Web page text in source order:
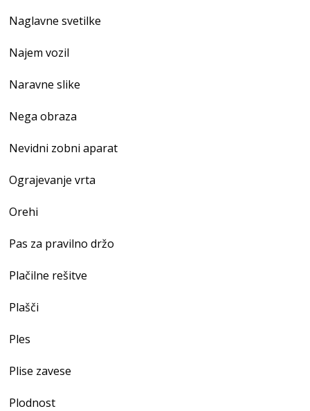
Naglavne svetilke
Najem vozil
Naravne slike
Nega obraza
Nevidni zobni aparat
Ograjevanje vrta
Orehi
Pas za pravilno držo
Plačilne rešitve
Plašči
Ples
Plise zavese
Plodnost